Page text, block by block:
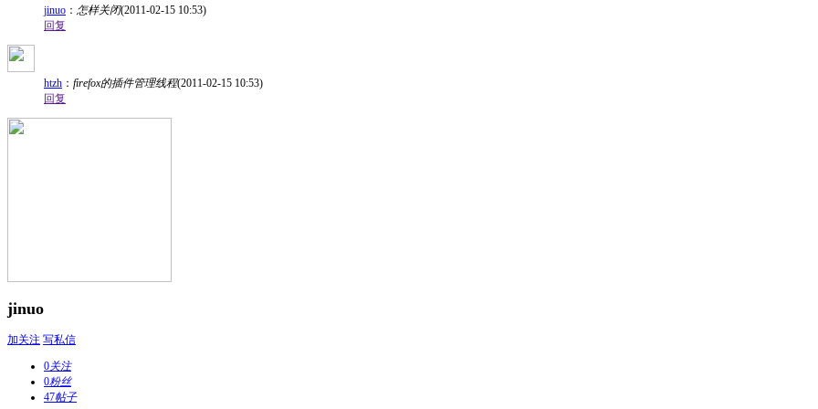
jinuo ： 怎样关闭(2011-02-15 10:53)
回复
htzh ： firefox的插件管理线程(2011-02-15 10:53)
回复
jinuo
加关注 写私信
0关注
0粉丝
47帖子